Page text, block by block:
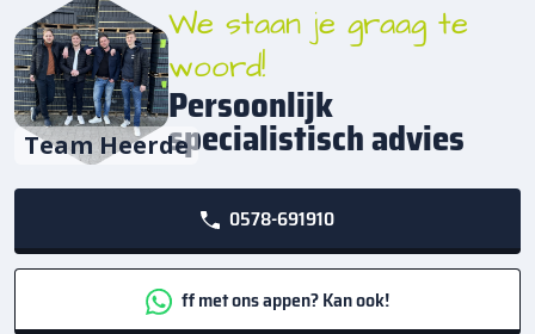
Team Heerde
We staan je graag te
woord!
Persoonlijk
specialistisch advies
0578-691910
ff met ons appen? Kan ook!